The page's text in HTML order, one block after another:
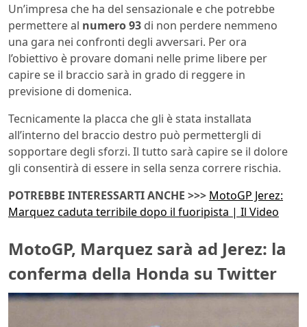
Un’impresa che ha del sensazionale e che potrebbe
permettere al numero 93 di non perdere nemmeno
una gara nei confronti degli avversari. Per ora
l’obiettivo è provare domani nelle prime libere per
capire se il braccio sarà in grado di reggere in
previsione di domenica.
Tecnicamente la placca che gli è stata installata
all’interno del braccio destro può permettergli di
sopportare degli sforzi. Il tutto sarà capire se il dolore
gli consentirà di essere in sella senza correre rischia.
POTREBBE INTERESSARTI ANCHE >>> MotoGP Jerez:
Marquez caduta terribile dopo il fuoripista | Il Video
MotoGP, Marquez sarà ad Jerez: la
conferma della Honda su Twitter